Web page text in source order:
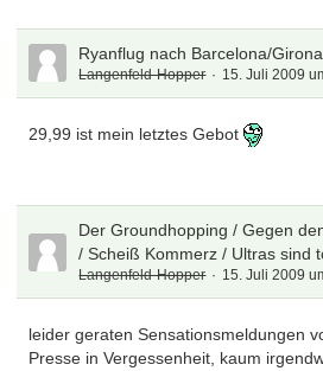
Ryanflug nach Barcelona/Girona
Langenfeld-Hopper 15. Juli 2009
29,99 ist mein letztes Gebot
Der Groundhopping / Gegen
/ Scheiß Kommerz / Ultras sind
Langenfeld-Hopper 15. Juli 2009
leider geraten Sensationsmeldungen
Presse in Vergessenheit, kaum